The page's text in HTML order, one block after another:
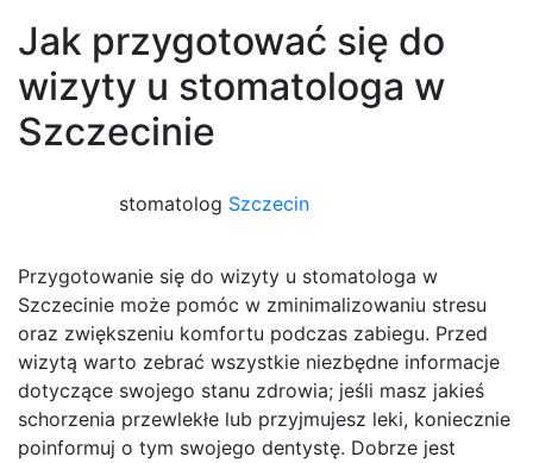
Jak przygotować się do
wizyty u stomatologa w
Szczecinie
stomatolog Szczecin
Przygotowanie się do wizyty u stomatologa w
Szczecinie może pomóc w zminimalizowaniu stresu
oraz zwiększeniu komfortu podczas zabiegu. Przed
wizytą warto zebrać wszystkie niezbędne informacje
dotyczące swojego stanu zdrowia; jeśli masz jakieś
schorzenia przewlekłe lub przyjmujesz leki, koniecznie
poinformuj o tym swojego dentystę. Dobrze jest